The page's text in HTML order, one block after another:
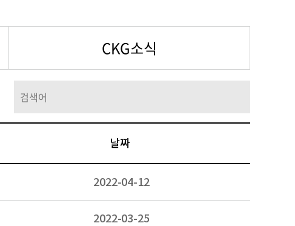
CKG소식
날짜
2022-04-12
2022-03-25